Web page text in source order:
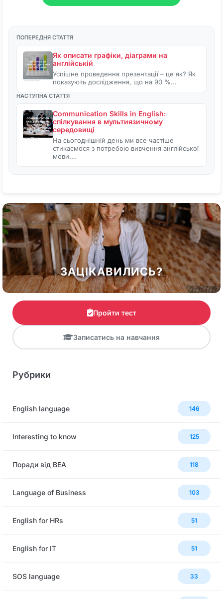
ПОПЕРЕДНЯ СТАТТЯ
Як описати графіки, діаграми на
англійській
Успішне проведення презентації – це як? Як
показують дослідження, що на 90 %…
НАСТУПНА СТАТТЯ
Communication Skills in English:
спілкування в мультиязичному
середовищі
На сьогоднішній день ми все частіше
стикаємося з потребою вивчення англійської
мови.…
ЗАЦІКАВИЛИСЬ?
Пройти тест
Записатись на навчання
Рубрики
English language 146
Interesting to know 125
Поради від BEA 118
Language of Business 103
English for HRs 51
English for IT 51
SOS language 33